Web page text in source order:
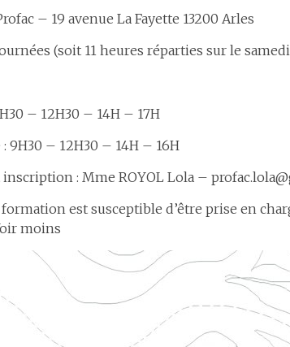
– 19 avenue La Fayette 13200 Arles
(soit 11 heures réparties sur le
– 12H30 – 14H – 17H
9H30 – 12H30 – 14H – 16H
: Mme ROYOL Lola –
est susceptible d’être prise en
moins